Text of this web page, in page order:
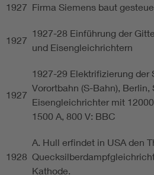
1927 Firma Siemens baut
1927
1927-28 Einführung der
und Eisengleichrichtern
1927
1927-29 Elektrifizierung der
Vorortbahn (S-Bahn), Berlin,
Eisengleichrichter mit
1500 A, 800 V: BBC
1928
A. Hull erfindet in USA den
Kathode.